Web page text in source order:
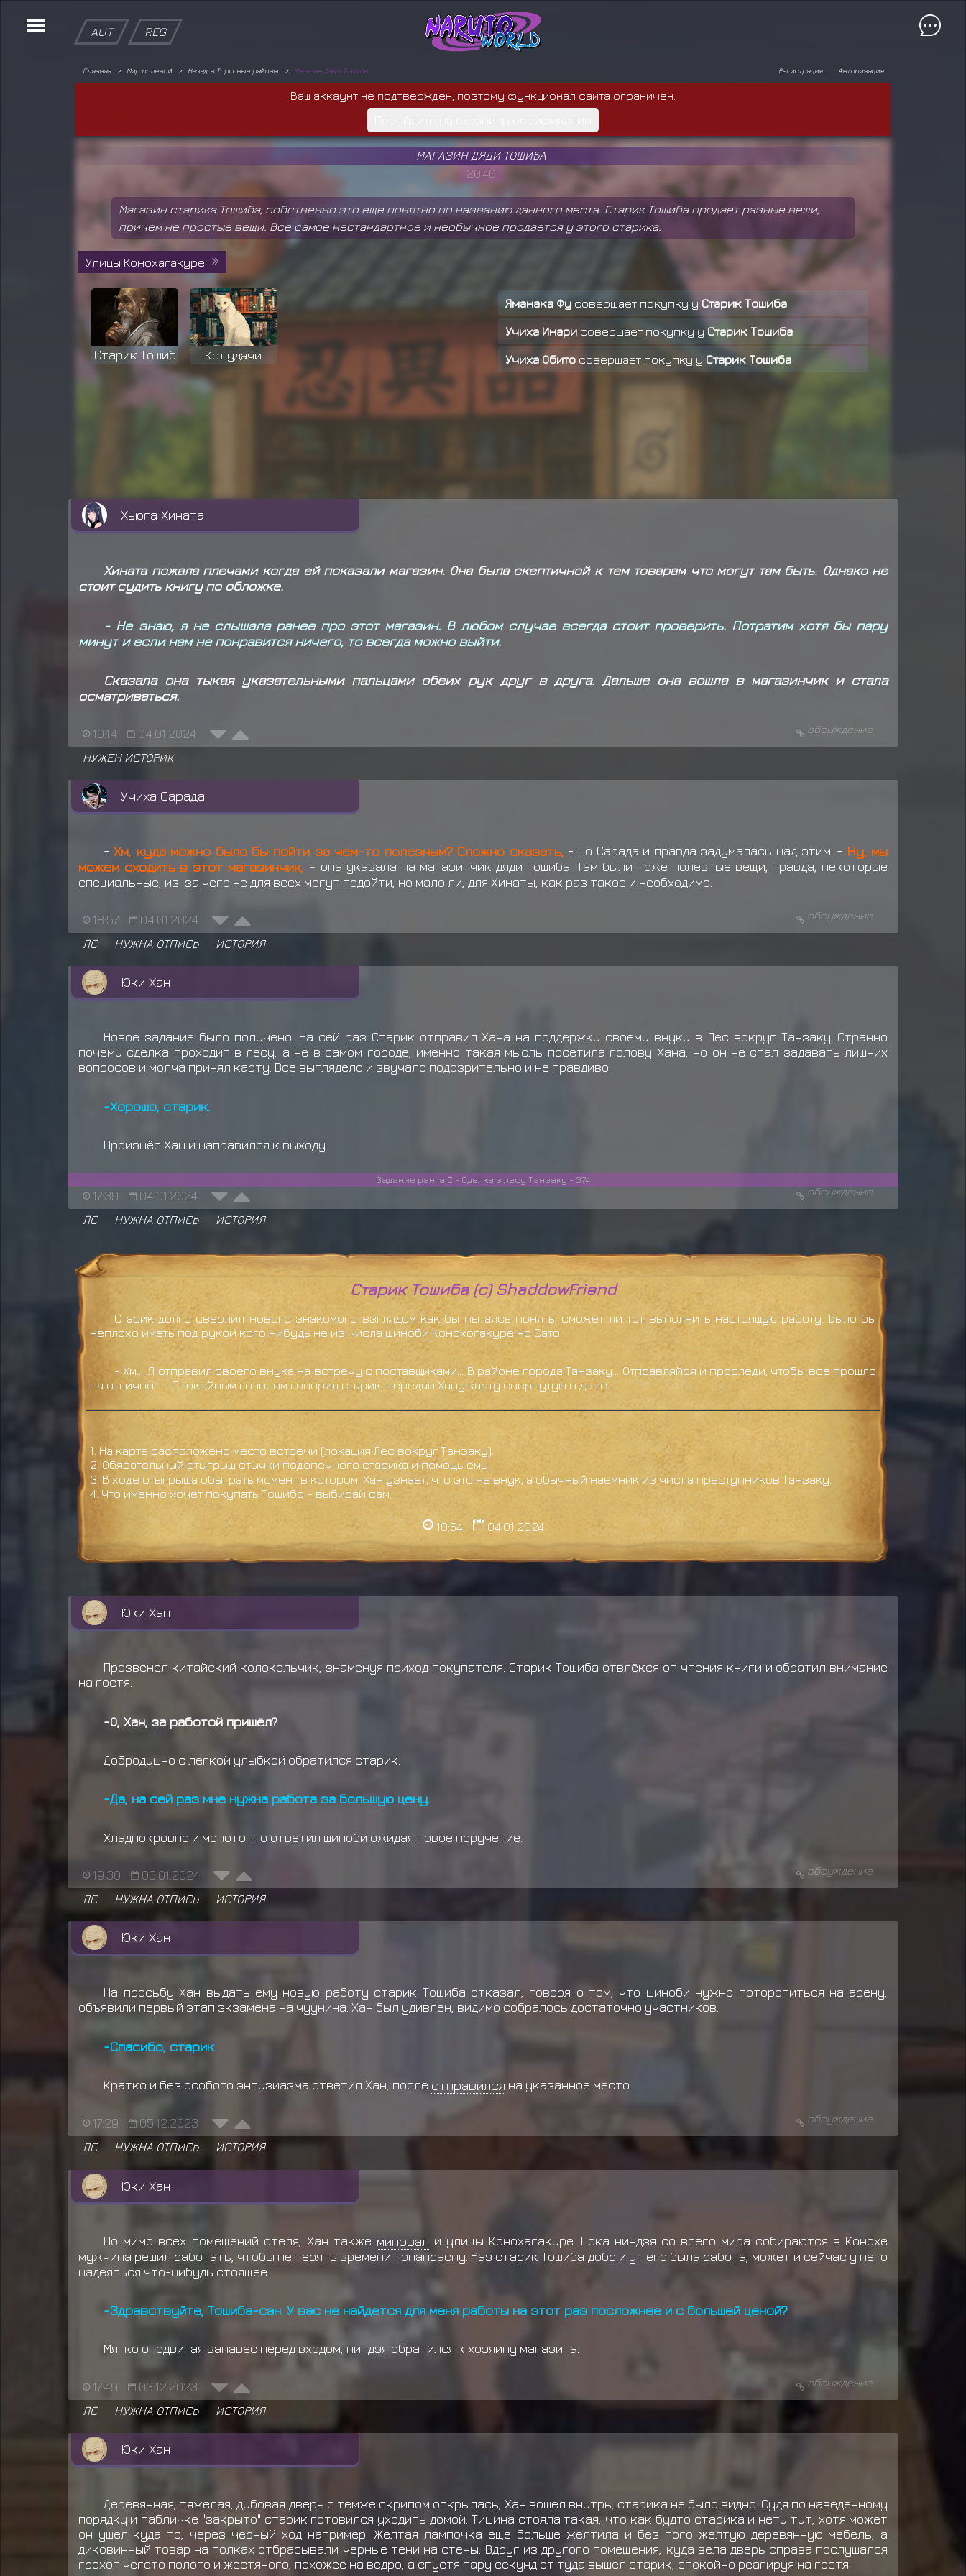
AUT REG
Главная Мир ролевой Назад в Торговые районы Магазин Дяди Тошиба Авторизация
Регистрация
Ваш аккаунт не подтвержден, поэтому функционал сайта ограничен.
МАГАЗИН ДЯДИ ТОШИБА
20:40
Магазин старика Тошиба, собственно это еще понятно по названию данного места. Старик Тошиба продает разные вещи,
причем не простые вещи. Все самое нестандартное и необычное продается у этого старика.
Улицы Конохагакуре
Старик Тошиб Кот удачи
Яманака Фу совершает покупку у Старик Тошиба
Учиха Инари совершает покупку у Старик Тошиба
Учиха Обито совершает покупку у Старик Тошиба
совершает покупку у
Яманака Фусовершает покупку у
совершает покупку у
Митараши Анкосовершает покупку уСтарик Тошиба
совершает покупку у
Старик Тошиба
Узумаки Хенко
совершает покупку у
Старик Тошиба
Хьюга Хината
Хината пожала плечами когда ей показали магазин. Она была скептичной к тем товарам что могут там быть. Однако не
стоит судить книгу по обложке.
- Не знаю, я не слышала ранее про этот магазин. В любом случае всегда стоит проверить. Потратим хотя бы пару
минут и если нам не понравится ничего, то всегда можно выйти.
Сказала она тыкая указательными пальцами обеих рук друг в друга. Дальше она вошла в магазинчик и стала
осматриваться.
19:14 04.01.2024 обсуждение
НУЖЕН ИСТОРИК
Учиха Сарада
- Хм, куда можно было бы пойти за чем-то полезным? Сложно сказать, - но Сарада и правда задумалась над этим. - Ну, мы
можем сходить в этот магазинчик, - она указала на магазинчик дяди Тошиба. Там были тоже полезные вещи, правда, некоторые
специальные, из-за чего не для всех могут подойти, но мало ли, для Хинаты, как раз такое и необходимо.
18:57 04.01.2024 обсуждение
ЛС НУЖНА ОТПИСЬ ИСТОРИЯ
Юки Хан
Новое задание было получено. На сей раз Старик отправил Хана на поддержку своему внуку в Лес вокруг Танзаку. Странно
почему сделка проходит в лесу, а не в самом городе, именно такая мысль посетила голову Хана, но он не стал задавать лишних
вопросов и молча принял карту. Все выглядело и звучало подозрительно и не правдиво.
-Хорошо, старик.
Произнёс Хан и направился к выходу.
Задание ранга С - Сделка в лесу Танзаку - 374
17:39 04.01.2024 обсуждение
ЛС НУЖНА ОТПИСЬ ИСТОРИЯ
Старик Тошиба (с) ShaddowFriend
Старик долго сверлил нового знакомого взглядом как бы пытаясь понять, сможет ли тот выполнить настоящую работу. Было бы
неплохо иметь под рукой кого нибудь не из числа шиноби Конохогакуре но Сато.
- Хм.... Я отправил своего внука на встречу с поставщиками... В районе города Танзаку... Отправляйся и проследи, чтобы все прошло
на отлично... - Спокойным голосом говорил старик, передав Хану карту свернутую в двое.
1. На карте расположено место встречи (локация Лес вокруг Танзаку).
2. Обязательный отыгрыш стычки подопечного старика и помощь ему.
3. В ходе отыгрыша обыграть момент в котором, Хан узнает, что это не внук, а обычный наемник из числа преступников Танзаку.
4. Что именно хочет покупать Тошибо - выбирай сам.
10:54 04.01.2024
Юки Хан
Прозвенел китайский колокольчик, знаменуя приход покупателя. Старик Тошиба отвлёкся от чтения книги и обратил внимание
на гостя.
-О, Хан, за работой пришёл?
Добродушно с лёгкой улыбкой обратился старик.
-Да, на сей раз мне нужна работа за большую цену.
Хладнокровно и монотонно ответил шиноби ожидая новое поручение.
19:30 03.01.2024 обсуждение
ЛС НУЖНА ОТПИСЬ ИСТОРИЯ
Юки Хан
На просьбу Хан выдать ему новую работу старик Тошиба отказал, говоря о том, что шиноби нужно поторопиться на арену,
объявили первый этап экзамена на чуунина. Хан был удивлен, видимо собралось достаточно участников.
-Спасибо, старик.
Кратко и без особого энтузиазма ответил Хан, после отправился на указанное место.
17:29 05.12.2023 обсуждение
ЛС НУЖНА ОТПИСЬ ИСТОРИЯ
Юки Хан
По мимо всех помещений отеля, Хан также миновал и улицы Конохагакуре. Пока ниндзя со всего мира собираются в Конохе
мужчина решил работать, чтобы не терять времени понапрасну. Раз старик Тошиба добр и у него была работа, может и сейчас у него
надеяться что-нибудь стоящее.
-Здравствуйте, Тошиба-сан. У вас не найдется для меня работы на этот раз посложнее и с большей ценой?
Мягко отодвигая занавес перед входом, ниндзя обратился к хозяину магазина.
17:49 03.12.2023 обсуждение
ЛС НУЖНА ОТПИСЬ ИСТОРИЯ
Юки Хан
Деревянная, тяжелая, дубовая дверь с темже скрипом открылась, Хан вошел внутрь, старика не было видно. Судя по наведенному
порядку и табличке "закрыто" старик готовился уходить домой. Тишина стояла такая, что как будто старика и нету тут, хотя может
он ушел куда то, через черный ход например. Желтая лампочка еще больше желтила и без того желтую деревянную мебель, а
диковинный товар на полках отбрасывали черные тени на стены. Вдруг из другого помещения, куда вела дверь справа послушался
грохот чегото полого и жестяного, похожее на ведро, а спустя пару секунд от туда вышел старик, спокойно реагируя на гостя.